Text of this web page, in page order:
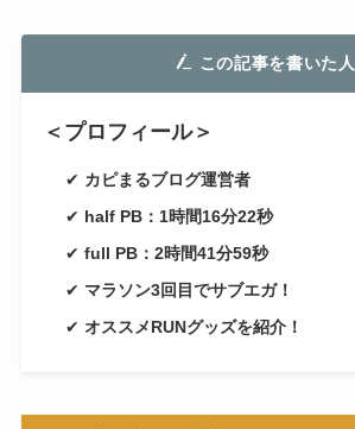
この記事を書いた人
＜プロフィール＞
✔ カピまるブログ運営者
✔ half PB：1時間16分22秒
✔ full PB：2時間41分59秒
✔ マラソン3回目でサブエガ！
✔オススメRUNグッズを紹介！